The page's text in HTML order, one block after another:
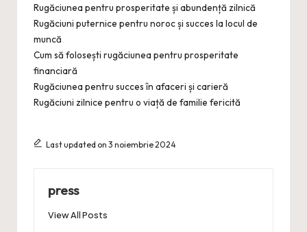
Rugăciunea pentru prosperitate și abundență zilnică
Rugăciuni puternice pentru noroc și succes la locul de
muncă
Cum să folosești rugăciunea pentru prosperitate
financiară
Rugăciunea pentru succes în afaceri și carieră
Rugăciuni zilnice pentru o viață de familie fericită
Last updated on 3 noiembrie 2024
press
View All Posts